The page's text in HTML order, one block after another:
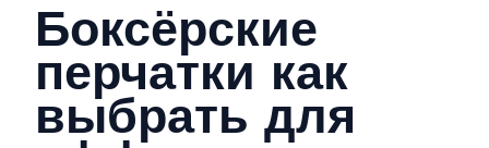
Боксёрские
перчатки как
выбрать для